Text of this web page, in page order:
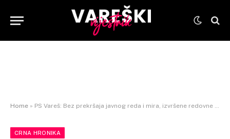
Home » PS Vareš: Bez prekršaja javnog reda i mira, izvršene redovne kontrole
CRNA HRONIKA